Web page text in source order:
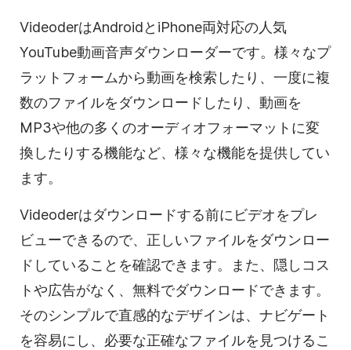
VideoderはAndroidとiPhone両対応の人気
YouTube動画音声ダウンローダーです。様々なプ
ラットフォームから動画を検索したり、一度に複
数のファイルをダウンロードしたり、動画を
MP3や他の多くのオーディオフォーマットに変
換したりする機能など、様々な機能を提供してい
ます。
Videoderはダウンロードする前にビデオをプレ
ビューできるので、正しいファイルをダウンロー
ドしていることを確認できます。また、隠しコス
トや広告がなく、無料でダウンロードできます。
そのシンプルで直感的なデザインは、ナビゲート
を容易にし、必要な正確なファイルを見つけるこ